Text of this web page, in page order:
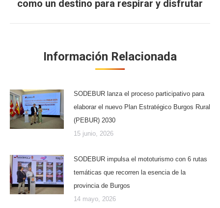
siguiente:
como un destino para respirar y disfrutar
Información Relacionada
SODEBUR lanza el proceso participativo para
elaborar el nuevo Plan Estratégico Burgos Rural
(PEBUR) 2030
15 junio, 2026
SODEBUR impulsa el mototurismo con 6 rutas
temáticas que recorren la esencia de la
provincia de Burgos
14 mayo, 2026